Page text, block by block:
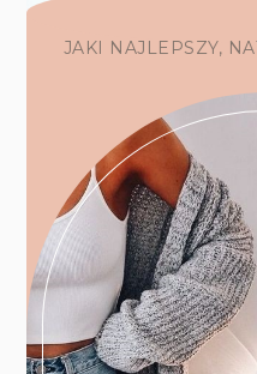
JAKI NAJLEPSZY,